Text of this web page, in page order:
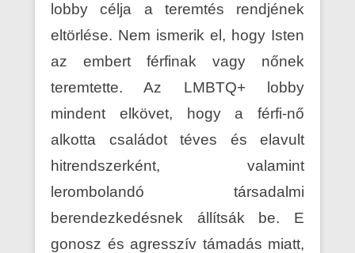
lobby célja a teremtés rendjének
eltörlése. Nem ismerik el, hogy Isten
az embert férfinak vagy nőnek
teremtette. Az LMBTQ+ lobby
mindent elkövet, hogy a férfi-nő
alkotta családot téves és elavult
hitrendszerként, valamint
lerombolandó társadalmi
berendezkedésnek állítsák be. E
gonosz és agresszív támadás miatt,